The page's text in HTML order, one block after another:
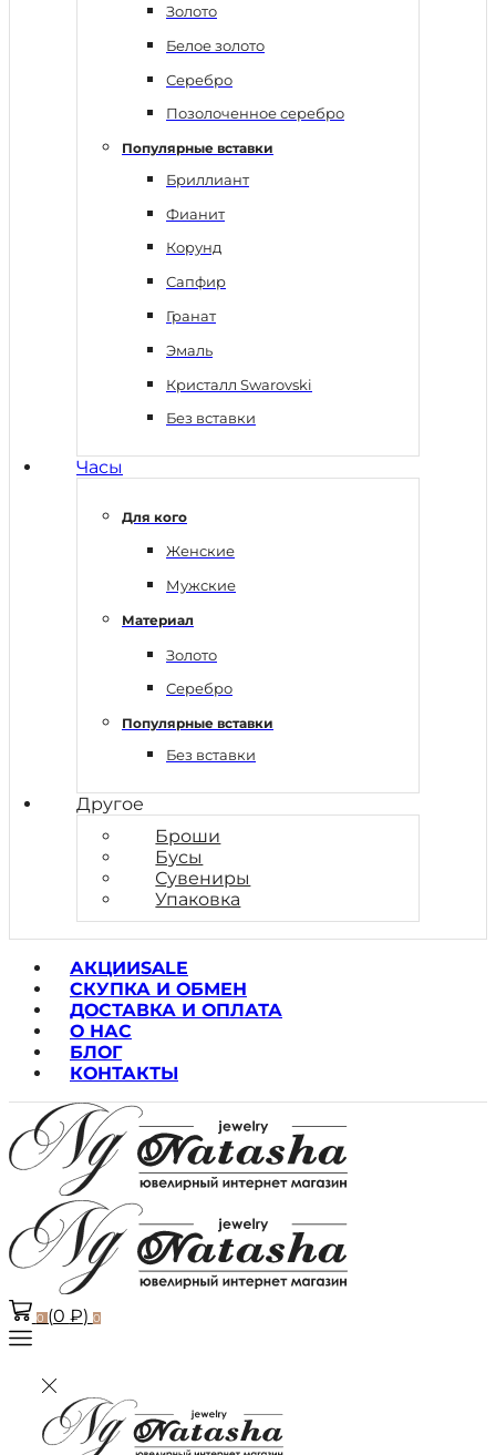
Золото
Белое золото
Серебро
Позолоченное серебро
Популярные вставки
Бриллиант
Фианит
Корунд
Сапфир
Гранат
Эмаль
Кристалл Swarovski
Без вставки
Часы
Для кого
Женские
Мужские
Материал
Золото
Серебро
Популярные вставки
Без вставки
Другое
Броши
Бусы
Сувениры
Упаковка
АКЦИИSALE
СКУПКА И ОБМЕН
ДОСТАВКА И ОПЛАТА
О НАС
БЛОГ
КОНТАКТЫ
0 (0 ₽) 0